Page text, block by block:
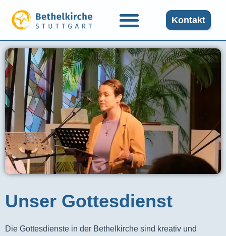
Kontakt
Unser Gottesdienst​
Die Gottesdienste in der Bethelkirche sind kreativ und